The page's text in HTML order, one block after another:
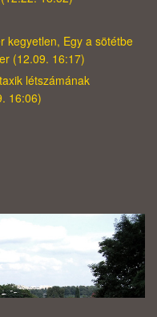
kegyetlen, Egy a sötétbe
(12.09. 16:17)
létszámának
16:06)